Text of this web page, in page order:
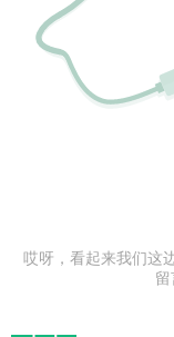
哎呀，看起来我们这
留